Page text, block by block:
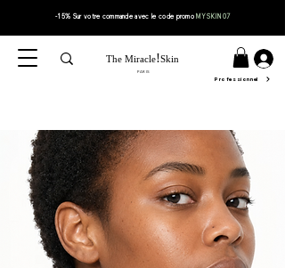
-15% Sur votrecommandeavec le code promoMYSKIN07
The Miracle!Skin
PARIS
Professionnel